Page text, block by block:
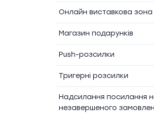
Онлайн виставкова зона
Магазин подарунків
Push-розсилки
Тригерні розсилки
Надсилання посилання
незавершеного